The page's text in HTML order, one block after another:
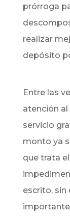
prórroga
realizar
depósito
Entre las
atención al
servicio
monto ya
que trata
escrito, sin